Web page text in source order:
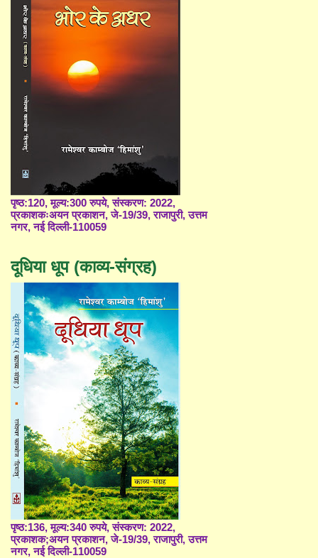
पृष्ठ:120, मूल्य:300 रुपये, संस्करण: 2022,
प्रकाशकःअयन प्रकाशन, जे-19/39, राजापुरी, उत्तम
नगर, नई दिल्ली-110059
दूधिया धूप (काव्य-संग्रह)
पृष्ठ:136, मूल्य:340 रुपये, संस्करण: 2022,
प्रकाशक;अयन प्रकाशन, जे-19/39, राजापुरी, उत्तम
नगर, नई दिल्ली-110059